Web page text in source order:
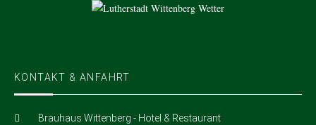
KONTAKT & ANFAHRT
Brauhaus Wittenberg - Hotel & Restaurant